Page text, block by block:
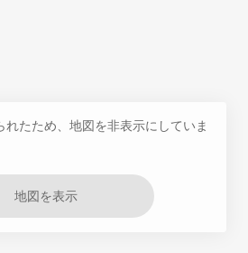
たため、地図を非表示にしていま
地図を表示